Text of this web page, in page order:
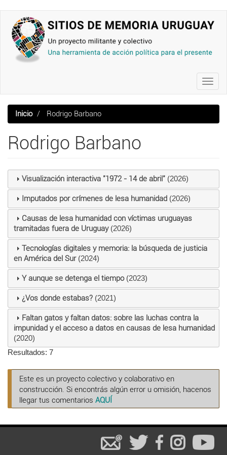
contenido
principal
Inicio Rodrigo Barbano
Rodrigo Barbano
Visualización interactiva "1972 - 14 de abril"(2026)
Imputados por crímenes de lesa humanidad(2026)
Causas de lesa humanidad con víctimas uruguayas
tramitadas fuera de Uruguay(2026)
Tecnologías digitales y memoria: la búsqueda de justicia
en América del Sur(2024)
Y aunque se detenga el tiempo(2023)
¿Vos donde estabas?(2021)
Faltan gatos y faltan datos: sobre las luchas contra la
impunidad y el acceso a datos en causas de lesa humanidad
(2020)
Resultados: 7
Este es un proyecto colectivo y colaborativo en
construcción. Si encontrás algún error u omisión, hacenos
llegar tus comentarios AQUÍ